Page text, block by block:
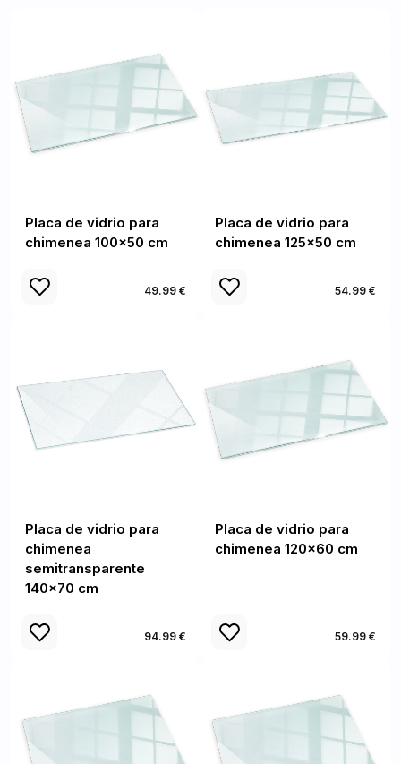
Placa de vidrio para
chimenea 100x50 cm
49.99 €
Placa de vidrio para
chimenea 125x50 cm
54.99 €
Placa de vidrio para
chimenea
semitransparente
140x70 cm
94.99 €
Placa de vidrio para
chimenea 120x60 cm
59.99 €